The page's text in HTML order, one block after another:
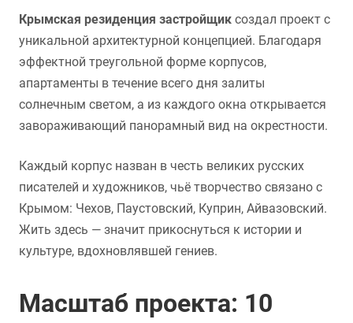
Крымская резиденция застройщик создал проект с
уникальной архитектурной концепцией. Благодаря
эффектной треугольной форме корпусов,
апартаменты в течение всего дня залиты
солнечным светом, а из каждого окна открывается
завораживающий панорамный вид на окрестности.
Каждый корпус назван в честь великих русских
писателей и художников, чьё творчество связано с
Крымом: Чехов, Паустовский, Куприн, Айвазовский.
Жить здесь — значит прикоснуться к истории и
культуре, вдохновлявшей гениев.
Масштаб проекта: 10